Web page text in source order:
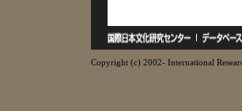
Copyright (c) 2002- International